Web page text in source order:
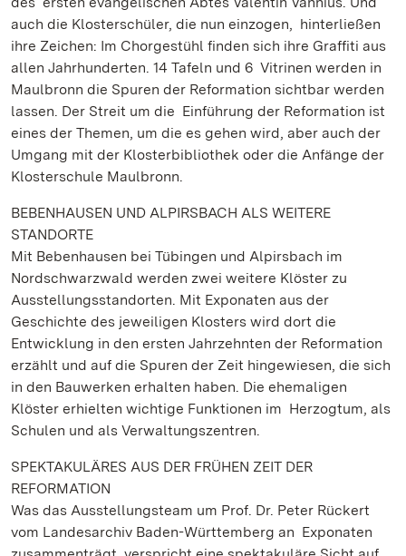
auch die Klosterschüler, die nun einzogen, hinterließen
ihre Zeichen: Im Chorgestühl finden sich ihre Graffiti aus
allen Jahrhunderten. 14 Tafeln und 6 Vitrinen werden in
Maulbronn die Spuren der Reformation sichtbar werden
lassen. Der Streit um die Einführung der Reformation ist
eines der Themen, um die es gehen wird, aber auch der
Umgang mit der Klosterbibliothek oder die Anfänge der
Klosterschule Maulbronn.
BEBENHAUSEN UND ALPIRSBACH ALS WEITERE
STANDORTE
Mit Bebenhausen bei Tübingen und Alpirsbach im
Nordschwarzwald werden zwei weitere Klöster zu
Ausstellungsstandorten. Mit Exponaten aus der
Geschichte des jeweiligen Klosters wird dort die
Entwicklung in den ersten Jahrzehnten der Reformation
erzählt und auf die Spuren der Zeit hingewiesen, die sich
in den Bauwerken erhalten haben. Die ehemaligen
Klöster erhielten wichtige Funktionen im Herzogtum, als
Schulen und als Verwaltungszentren.
SPEKTAKULÄRES AUS DER FRÜHEN ZEIT DER
REFORMATION
Was das Ausstellungsteam um Prof. Dr. Peter Rückert
vom Landesarchiv Baden-Württemberg an Exponaten